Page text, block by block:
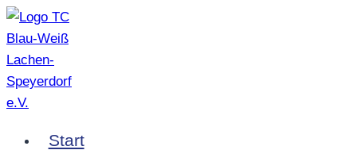
Zum
Inhalt
springen
Start